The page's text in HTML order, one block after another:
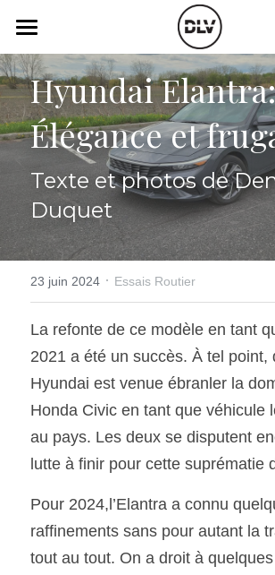
Catégories
Actualité Auto
Électrique
Histoire de chars
Art Automobile
Opinion
Vidéo
Podcast
Radio FM
Télé RDS
Rechercher
SOUMISSION RAPIDE
ASSURANCE
Hyundai Elantra:
Élégance et
Texte et photos de
Duquet
23 juin 2024 · Essais Routier
La refonte de ce modèle en tant
2021 a été un succès. À tel point,
Hyundai est venue ébranler la
Honda Civic en tant que véhicule
au pays. Les deux se disputent
lutte à finir pour cette suprématie
Pour 2024,l’Elantra a connu
raffinements sans pour autant la
tout au tout. On a droit à
LES CATÉGORIES DE LA
Toutes les catégories